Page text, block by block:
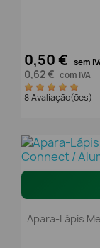
0,50 € sem
0,62 € com IVA
8 Avaliação(ões)
Apara-Lápis